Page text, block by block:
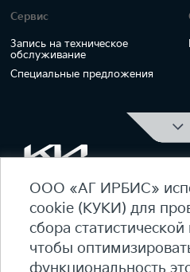
Сервис
Запись на техническое
обслуживание
Специальные предложения
ОФИЦИАЛЬНЫЙ ДИЛЕР Kia
ежедневно 09:00 - 21:00
7 (495) 476-39-64
ООО «АГ ИРБИС»
cookie (КУКИ) для
сбора
чтобы
функциональность